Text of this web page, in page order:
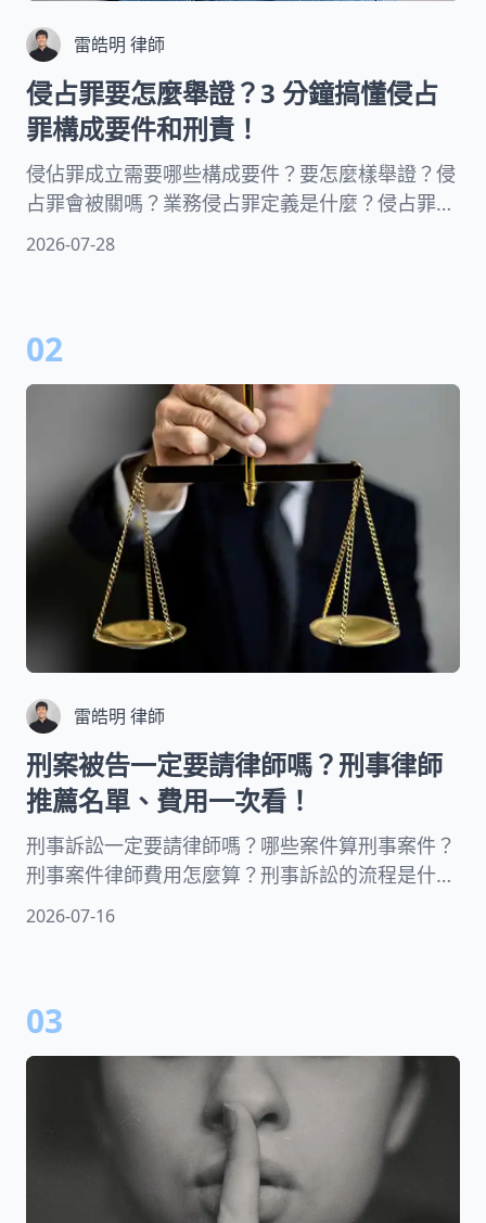
雷皓明 律師
侵占罪要怎麼舉證？3 分鐘搞懂侵占
罪構成要件和刑責！
侵佔罪成立需要哪些構成要件？要怎麼樣舉證？侵
占罪會被關嗎？業務侵占罪定義是什麼？侵占罪是
公訴罪嗎？侵占罪和解後還有沒有刑責？律師帶你
2026-07-28
02
雷皓明 律師
刑案被告一定要請律師嗎？刑事律師
推薦名單、費用一次看！
刑事訴訟一定要請律師嗎？哪些案件算刑事案件？
刑事案件律師費用怎麼算？刑事訴訟的流程是什
麼？刑事案件律師怎麼選？有刑事律師的推薦名單
2026-07-16
03